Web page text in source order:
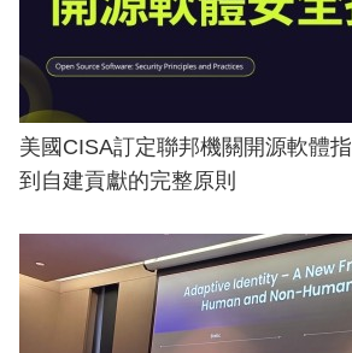
美國CISA訂定聯邦機關開源軟體
到自建貢獻的完整原則